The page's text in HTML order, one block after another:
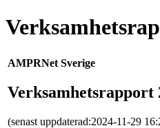
AMPRNet Sverige
Verksamhetsrapport
(senast uppdaterad:2024-11-29